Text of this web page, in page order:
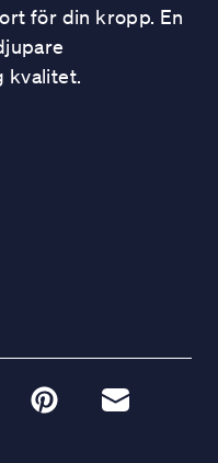
för din kropp. En
kvalitet.